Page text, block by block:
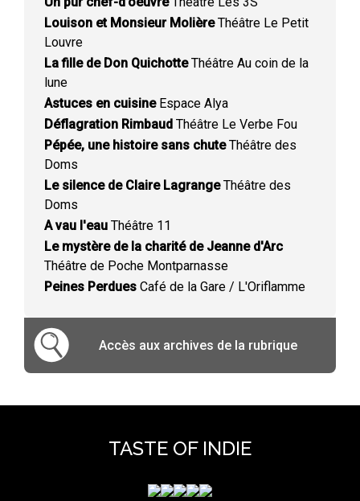
Louison et Monsieur MolièreThéâtre Le Petit
Louvre
La fille de Don QuichotteThéâtre Au coin de la
lune
Astuces en cuisineEspace Alya
Déflagration Rimbaud Théâtre Le Verbe Fou
Pépée, une histoire sans chuteThéâtre des
Doms
Le silence de Claire LagrangeThéâtre des
Doms
A vau l'eau Théâtre 11
Le mystère de la charité de Jeanne d'Arc
Théâtre de Poche Montparnasse
Peines Perdues Café de la Gare / L'Oriflamme
Accès aux archives de la rubrique
TASTE OF INDIE